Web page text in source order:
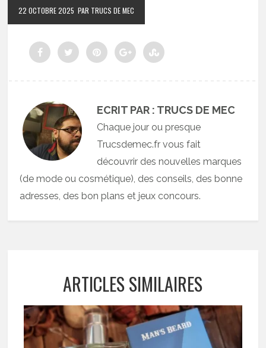
22 OCTOBRE 2025 PAR TRUCS DE MEC
ECRIT PAR : TRUCS DE MEC
Chaque jour ou presque
Trucsdemec.fr vous fait
découvrir des nouvelles marques
(de mode ou cosmétique), des conseils, des bonne
adresses, des bon plans et jeux concours.
ARTICLES SIMILAIRES